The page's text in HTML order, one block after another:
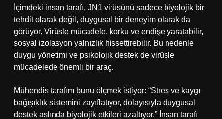
İçimdeki insan tarafı, JN1 virüsünü sadece biyolojik bir
tehdit olarak değil, duygusal bir deneyim olarak da
görüyor. Virüsle mücadele, korku ve endişe yaratabilir,
sosyal izolasyon yalnızlık hissettirebilir. Bu nedenle
duygu yönetimi ve psikolojik destek de virüsle
mücadelede önemli bir araç.
Mühendis tarafım bunu ölçmek istiyor: “Stres ve kaygı
bağışıklık sistemini zayıflatıyor, dolayısıyla duygusal
destek aslında biyolojik etkileri azaltıyor.” İnsan tarafı